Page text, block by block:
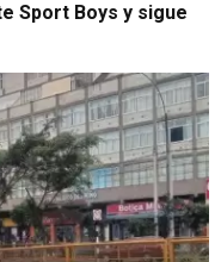
Sport Boys y sigue